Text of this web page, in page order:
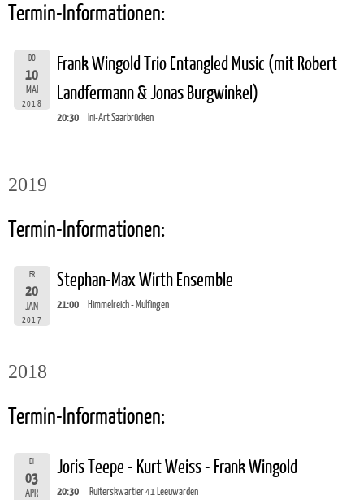
Termin-Informationen:
DO
10
MAI
2018
Frank Wingold Trio Entangled Music (mit Robert
Landfermann & Jonas Burgwinkel)
20:30 Ini-Art Saarbrücken
2019
Termin-Informationen:
FR
20
JAN
2017
Stephan-Max Wirth Ensemble
21:00 Himmelreich - Mulfingen
2018
Termin-Informationen:
DI
03
APR
Joris Teepe - Kurt Weiss - Frank Wingold
20:30 Ruiterskwartier 41 Leeuwarden